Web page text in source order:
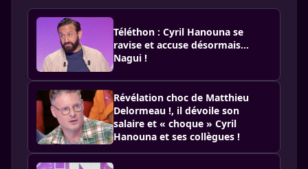
Téléthon : Cyril Hanouna se
ravise et accuse désormais…
Nagui !
Révélation choc de Matthieu
Delormeau !, il dévoile son
salaire et « choque » Cyril
Hanouna et ses collègues !